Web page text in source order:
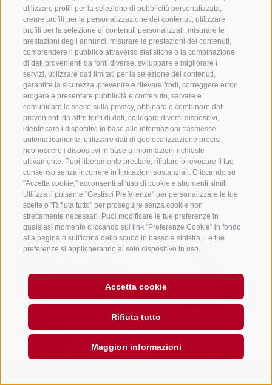
utilizzare profili per la selezione di pubblicità personalizzata,
creare profili per la personalizzazione dei contenuti, utilizzare
profili per la selezione di contenuti personalizzati, misurare le
prestazioni degli annunci, misurare le prestazioni dei contenuti,
comprendere il pubblico attraverso statistiche o la combinazione
di dati provenienti da fonti diverse, sviluppare e migliorare i
servizi, utilizzare dati limitati per la selezione dei contenuti,
garantire la sicurezza, prevenire e rilevare frodi, correggere errori,
erogare e presentare pubblicità e contenuto, salvare e
comunicare le scelte sulla privacy, abbinare e combinare dati
provenienti da altre fonti di dati, collegare diversi dispositivi,
identificare i dispositivi in base alle informazioni trasmesse
automaticamente, utilizzare dati di geolocalizzazione precisi,
riconoscere i dispositivi in base a informazioni richieste
attivamente. Puoi liberamente prestare, rifiutare o revocare il tuo
consenso senza incorrere in limitazioni sostanziali. Cliccando su
"Accetta cookie," acconsenti all'uso di cookie e strumenti simili.
Utilizza il pulsante "Gestisci Preferenze" per personalizzare le tue
scelte o "Rifiuta tutto" per proseguire senza cookie non
strettamente necessari. Puoi modificare le tue preferenze in
qualsiasi momento cliccando sul link "Preferenze Cookie" in fondo
alla pagina o sull'icona dello scudo in basso a sinistra. Le tue
preferenze si applicheranno al solo dispositivo in uso.
Accetta cookie
Rifiuta tutto
Maggiori informazioni